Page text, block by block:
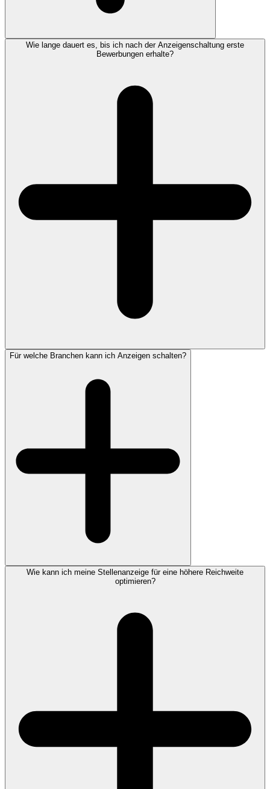
Wie lange dauert es, bis ich nach der Anzeigenschaltung erste
Bewerbungen erhalte?
Für welche Branchen kann ich Anzeigen schalten?
Wie kann ich meine Stellenanzeige für eine höhere Reichweite
optimieren?